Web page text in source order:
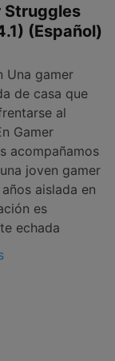
Struggles
(Español)
Una gamer
de casa que
al
Gamer
acompañamos
joven gamer
aislada en
es
echada